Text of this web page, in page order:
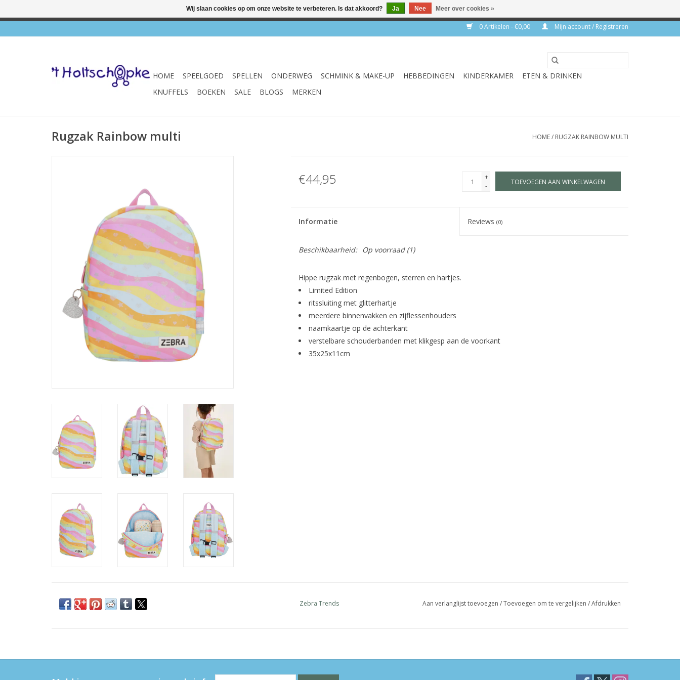
0 Artikelen - €0,00 Mijn account / Registreren
HOME SPEELGOED SPELLEN ONDERWEG SCHMINK & MAKE-UP HEBBEDINGEN KINDERKAMER
ETEN & DRINKEN
KNUFFELS
BOEKEN SALE BLOGS MERKEN
Rugzak Rainbow multi HOME/ RUGZAK RAINBOW MULTI
€44,95
+
-
TOEVOEGEN AAN WINKELWAGEN
Informatie Reviews(0)
Beschikbaarheid: Op voorraad(1)
Hippe rugzak met regenbogen, sterren en hartjes.
Limited Edition
ritssluiting met glitterhartje
meerdere binnenvakken en zijflessenhouders
naamkaartje op de achterkant
verstelbare schouderbanden met klikgesp aan de voorkant
35x25x11cm
Zebra Trends Aan verlanglijst toevoegen /Toevoegen om te vergelijken /Afdrukken
Wij slaan cookies op om onze website te verbeteren. Is dat akkoord? Ja Nee Meer over cookies »
✔ Winkel & webshop ✔ Gratis verzenden vanaf €75 ✔ Levertijd 1-3 werkdagen